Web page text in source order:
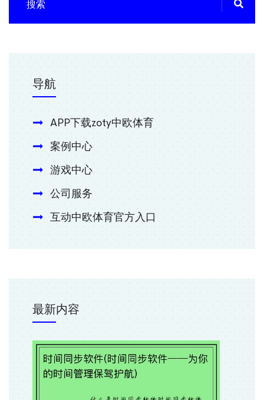
导航
APP下载zoty中欧体育
案例中心
游戏中心
公司服务
互动中欧体育官方入口
最新内容